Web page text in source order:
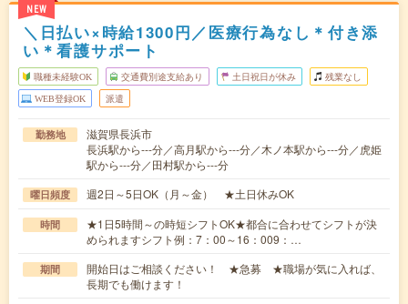
NEW
＼日払い×時給1300円／医療行為なし＊付き添
い＊看護サポート
職種未経験OK 交通費別途支給あり 土日祝日が休み 残業なし
WEB登録OK 派遣
勤務地
滋賀県長浜市
長浜駅から---分／高月駅から---分／木ノ本駅から---分／虎姫
駅から---分／田村駅から---分
曜日頻度 週2日～5日OK（月～金） ★土日休みOK
時間
★1日5時間～の時短シフトOK★都合に合わせてシフトが決
められますシフト例：7：00～16：009：…
期間
開始日はご相談ください！ ★急募 ★職場が気に入れば、
長期でも働けます！